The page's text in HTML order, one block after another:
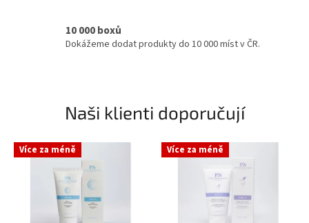
10 000 boxů
Dokážeme dodat produkty do 10 000 míst v ČR.
Naši klienti doporučují
Více za méně Více za méně